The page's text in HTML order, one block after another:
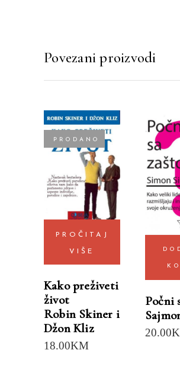
Povezani proizvodi
PRODANO
PROČITAJ
VIŠE
Kako preživeti
život
Robin Skiner i
Džon Kliz
18.00KM
Počni
20.00